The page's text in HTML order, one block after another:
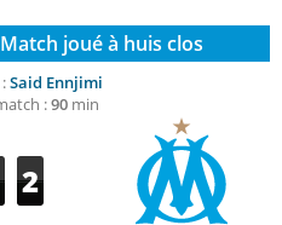
joué à huis clos
Said Ennjimi
:90min
2